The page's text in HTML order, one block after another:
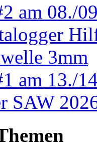
am 08./
3mm
am 13./
SAW